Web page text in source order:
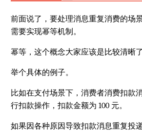
前面说了，要处理消息重复消费的场
需要实现幂等机制。
幂等，这个概念大家应该是比较清晰了
举个具体的例子。
比如在支付场景下，消费者消费扣款
行扣款操作，扣款金额为 100 元。
如果因各种原因导致扣款消息重复投